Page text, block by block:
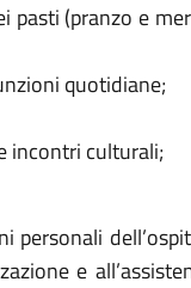
pasti (pranzo e
quotidiane;
incontri culturali;
personali
e